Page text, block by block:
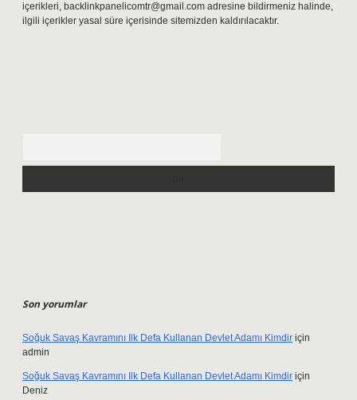
içerikleri, backlinkpanelicomtr@gmail.com adresine bildirmeniz halinde,
ilgili içerikler yasal süre içerisinde sitemizden kaldırılacaktır.
Son yorumlar
Soğuk Savaş Kavramını Ilk Defa Kullanan Devlet Adamı Kimdir için
admin
Soğuk Savaş Kavramını Ilk Defa Kullanan Devlet Adamı Kimdir için
Deniz